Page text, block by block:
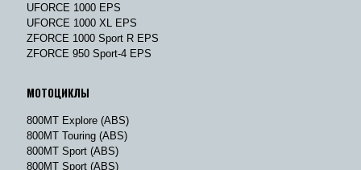
UFORCE 1000 EPS
UFORCE 1000 XL EPS
ZFORCE 1000 Sport R EPS
ZFORCE 950 Sport-4 EPS
МОТОЦИКЛЫ
800MT Explore (ABS)
800MT Touring (ABS)
800MT Sport (ABS)
800MT Sport (ABS)